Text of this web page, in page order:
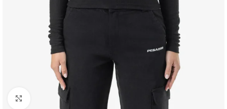
Click to enlarge